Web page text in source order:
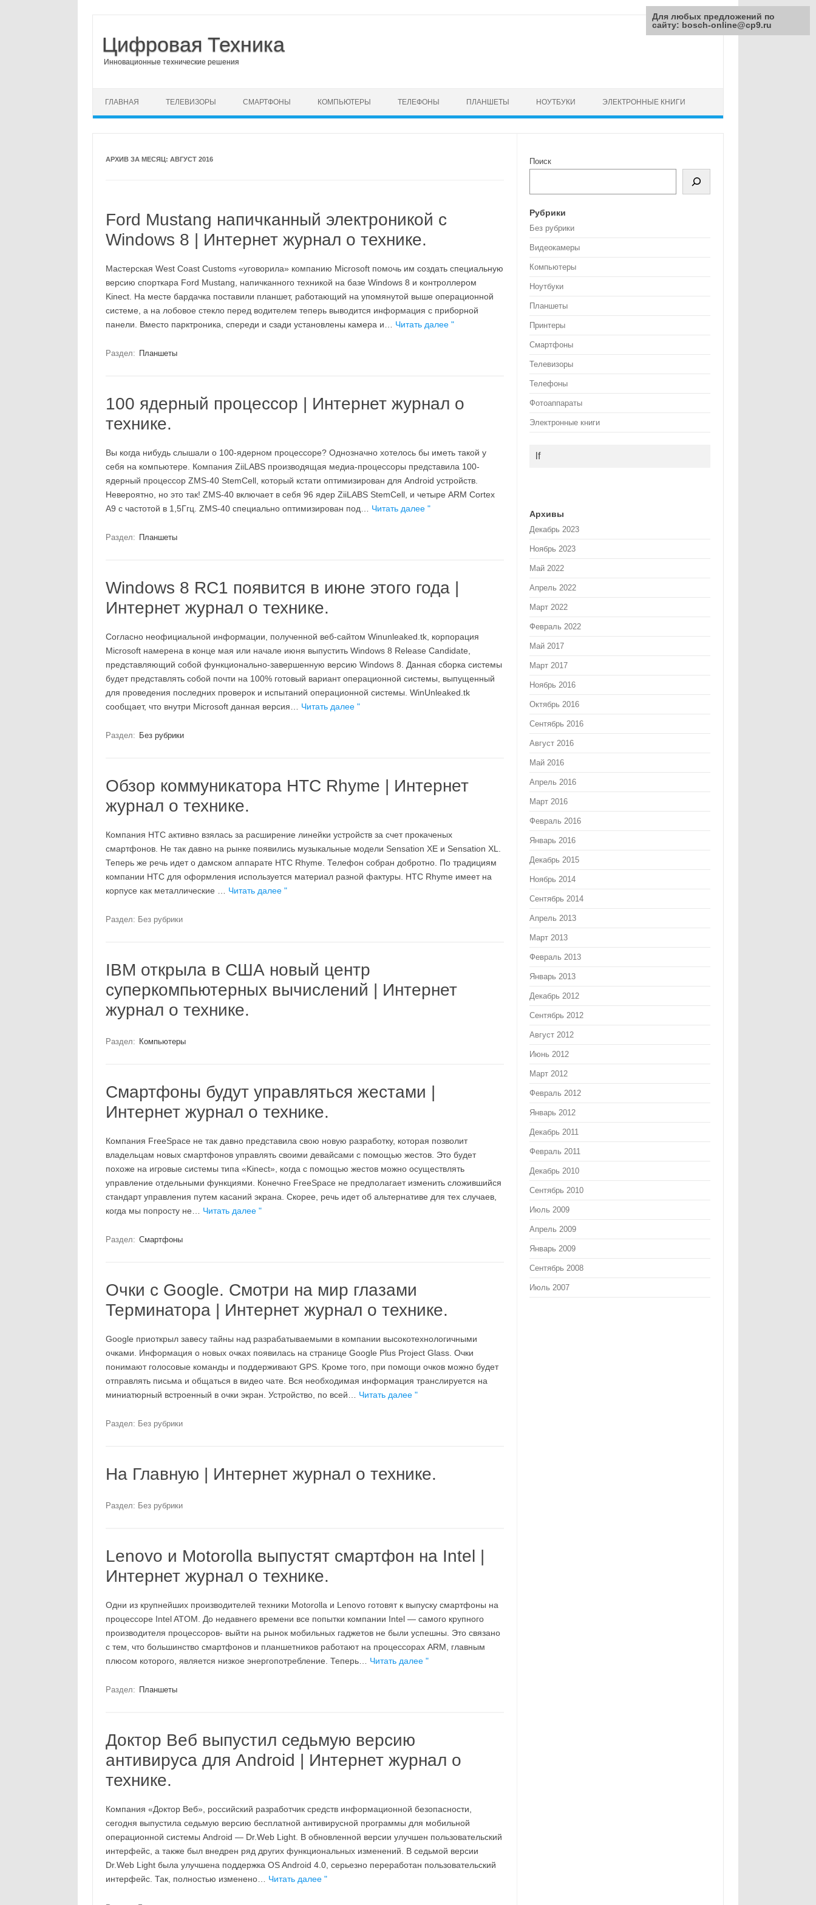
Цифровая Техника
Инновационные технические решения
ГЛАВНАЯ ТЕЛЕВИЗОРЫ СМАРТФОНЫ КОМПЬЮТЕРЫ ТЕЛЕФОНЫ ПЛАНШЕТЫ НОУТБУКИ ЭЛЕКТРОННЫЕ КНИГИ
АРХИВ ЗА МЕСЯЦ: АВГУСТ 2016
Ford Mustang напичканный электроникой с
Windows 8 | Интернет журнал о технике.
Мастерская West Coast Customs «уговорила» компанию Microsoft помочь им создать специальную
версию спорткара Ford Mustang, напичканного техникой на базе Windows 8 и контроллером
Kinect. На месте бардачка поставили планшет, работающий на упомянутой выше операционной
системе, а на лобовое стекло перед водителем теперь выводится информация с приборной
панели. Вместо парктроника, спереди и сзади установлены камера и… Читать далее "
Раздел: Планшеты
100 ядерный процессор | Интернет журнал о
технике.
Вы когда нибудь слышали о 100-ядерном процессоре? Однозначно хотелось бы иметь такой у
себя на компьютере. Компания ZiiLABS производящая медиа-процессоры представила 100-
ядерный процессор ZMS-40 StemCell, который кстати оптимизирован для Android устройств.
Невероятно, но это так! ZMS-40 включает в себя 96 ядер ZiiLABS StemCell, и четыре ARM Cortex
A9 с частотой в 1,5Ггц. ZMS-40 специально оптимизирован под… Читать далее "
Раздел: Планшеты
Windows 8 RC1 появится в июне этого года |
Интернет журнал о технике.
Согласно неофициальной информации, полученной веб-сайтом Winunleaked.tk, корпорация
Microsoft намерена в конце мая или начале июня выпустить Windows 8 Release Candidate,
представляющий собой функционально-завершенную версию Windows 8. Данная сборка системы
будет представлять собой почти на 100% готовый вариант операционной системы, выпущенный
для проведения последних проверок и испытаний операционной системы. WinUnleaked.tk
сообщает, что внутри Microsoft данная версия… Читать далее "
Раздел: Без рубрики
Обзор коммуникатора HTC Rhyme | Интернет
журнал о технике.
Компания HTC активно взялась за расширение линейки устройств за счет прокаченых
смартфонов. Не так давно на рынке появились музыкальные модели Sensation XE и Sensation XL.
Теперь же речь идет о дамском аппарате HTC Rhyme. Телефон собран добротно. По традициям
компании HTC для оформления используется материал разной фактуры. HTC Rhyme имеет на
корпусе как металлические … Читать далее "
Раздел: Без рубрики
IBM открыла в США новый центр
суперкомпьютерных вычислений | Интернет
журнал о технике.
Раздел: Компьютеры
Смартфоны будут управляться жестами |
Интернет журнал о технике.
Компания FreeSpace не так давно представила свою новую разработку, которая позволит
владельцам новых смартфонов управлять своими девайсами с помощью жестов. Это будет
похоже на игровые системы типа «Kinect», когда с помощью жестов можно осуществлять
управление отдельными функциями. Конечно FreeSpace не предполагает изменить сложившийся
стандарт управления путем касаний экрана. Скорее, речь идет об альтернативе для тех случаев,
когда мы попросту не… Читать далее "
Раздел: Смартфоны
Очки с Google. Смотри на мир глазами
Терминатора | Интернет журнал о технике.
Google приоткрыл завесу тайны над разрабатываемыми в компании высокотехнологичными
очками. Информация о новых очках появилась на странице Google Plus Project Glass. Очки
понимают голосовые команды и поддерживают GPS. Кроме того, при помощи очков можно будет
отправлять письма и общаться в видео чате. Вся необходимая информация транслируется на
миниатюрный встроенный в очки экран. Устройство, по всей… Читать далее "
Раздел: Без рубрики
На Главную | Интернет журнал о технике.
Раздел: Без рубрики
Lenovo и Motorolla выпустят смартфон на Intel |
Интернет журнал о технике.
Одни из крупнейших производителей техники Motorolla и Lenovo готовят к выпуску смартфоны на
процессоре Intel ATOM. До недавнего времени все попытки компании Intel — самого крупного
производителя процессоров- выйти на рынок мобильных гаджетов не были успешны. Это связано
с тем, что большинство смартфонов и планшетников работают на процессорах ARM, главным
плюсом которого, является низкое энергопотребление. Теперь… Читать далее "
Раздел: Планшеты
Доктор Веб выпустил седьмую версию
антивируса для Android | Интернет журнал о
технике.
Компания «Доктор Веб», российский разработчик средств информационной безопасности,
сегодня выпустила седьмую версию бесплатной антивирусной программы для мобильной
операционной системы Android — Dr.Web Light. В обновленной версии улучшен пользовательский
интерфейс, а также был внедрен ряд других функциональных изменений. В седьмой версии
Dr.Web Light была улучшена поддержка OS Android 4.0, серьезно переработан пользовательский
интерфейс. Так, полностью изменено… Читать далее "
Поиск
Рубрики
Без рубрики
Видеокамеры
Компьютеры
Ноутбуки
Планшеты
Принтеры
Смартфоны
Телевизоры
Телефоны
Фотоаппараты
Электронные книги
lf
Архивы
Декабрь 2023
Ноябрь 2023
Май 2022
Апрель 2022
Март 2022
Февраль 2022
Май 2017
Март 2017
Ноябрь 2016
Октябрь 2016
Сентябрь 2016
Август 2016
Май 2016
Апрель 2016
Март 2016
Февраль 2016
Январь 2016
Декабрь 2015
Ноябрь 2014
Сентябрь 2014
Апрель 2013
Март 2013
Февраль 2013
Январь 2013
Декабрь 2012
Сентябрь 2012
Август 2012
Июнь 2012
Март 2012
Февраль 2012
Январь 2012
Декабрь 2011
Февраль 2011
Декабрь 2010
Сентябрь 2010
Июль 2009
Апрель 2009
Январь 2009
Сентябрь 2008
Июль 2007
Для любых предложений по
сайту: bosch-online@cp9.ru